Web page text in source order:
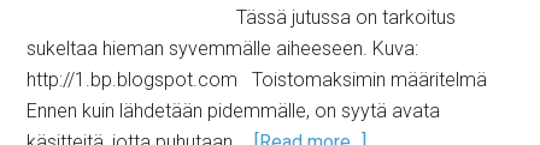
Tässä jutussa on tarkoitus
sukeltaa hieman syvemmälle aiheeseen. Kuva:
http://1.bp.blogspot.com Toistomaksimin määritelmä
Ennen kuin lähdetään pidemmälle, on syytä avata